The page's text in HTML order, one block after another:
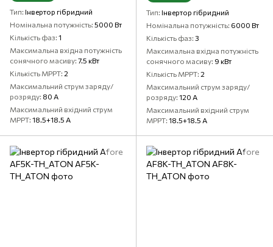
Тип Інвертор гібридний
Номінальна потужність 5000 Вт
Кількість фаз 1
Максимальна вхідна потужність
сонячного масиву 7.5 кВт
Кількість MPPT 2
Максимальний струм заряду/
розряду 80 А
Максимальний вхідний струм
MPPT 18.5+18.5 А
Тип Інвертор гібридний
Номінальна потужність 6000 Вт
Кількість фаз 3
Максимальна вхідна потужність
сонячного масиву 9 кВт
Кількість MPPT 2
Максимальний струм заряду/
розряду 120 А
Максимальний вхідний струм
MPPT 18.5+18.5 А